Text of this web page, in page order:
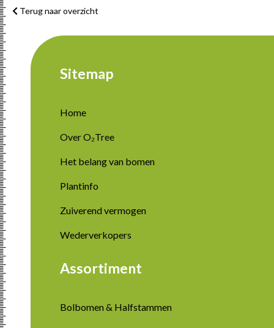
Terug naar overzicht
Sitemap
Home
Over O₂Tree
Het belang van bomen
Plantinfo
Zuiverend vermogen
Wederverkopers
Assortiment
Bolbomen & Halfstammen